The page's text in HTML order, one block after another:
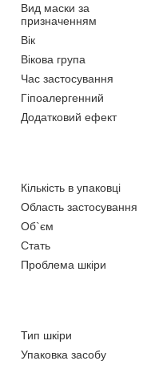
Вид маски за
призначенням
Вік
Вікова група
Час застосування
Гіпоалергенний
Додатковий ефект
Кількість в упаковці
Область застосування
Об`єм
Стать
Проблема шкіри
Тип шкіри
Упаковка засобу